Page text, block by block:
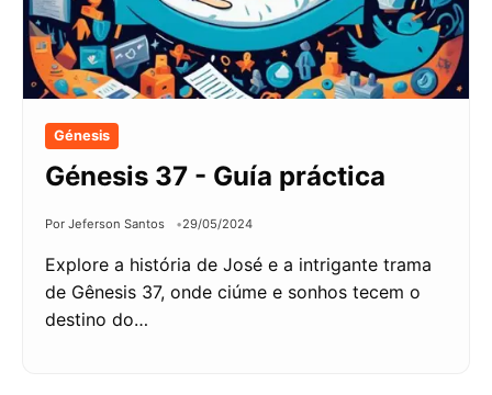
Génesis
Génesis 37 - Guía práctica
Por Jeferson Santos 29/05/2024
Explore a história de José e a intrigante trama
de Gênesis 37, onde ciúme e sonhos tecem o
destino do…